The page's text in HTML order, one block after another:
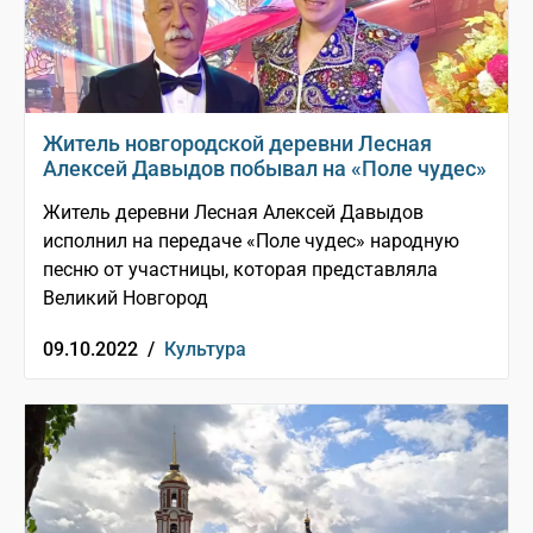
Житель новгородской деревни Лесная
Алексей Давыдов побывал на «Поле чудес»
Житель деревни Лесная Алексей Давыдов
исполнил на передаче «Поле чудес» народную
песню от участницы, которая представляла
Великий Новгород
09.10.2022 / Культура